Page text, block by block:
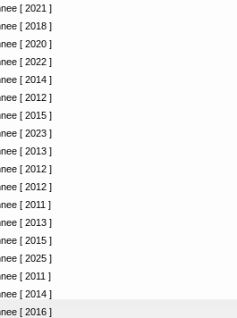
[ 2021 ]
[ 2018 ]
[ 2020 ]
[ 2022 ]
[ 2014 ]
[ 2012 ]
[ 2015 ]
[ 2023 ]
[ 2013 ]
[ 2012 ]
[ 2012 ]
[ 2011 ]
[ 2013 ]
[ 2015 ]
[ 2025 ]
[ 2011 ]
[ 2014 ]
[ 2016 ]